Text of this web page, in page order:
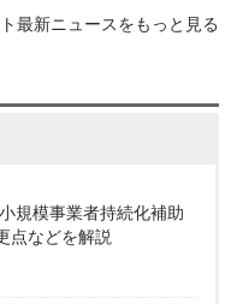
最新ニュースをもっと見る
規模事業者持続化補助
点などを解説